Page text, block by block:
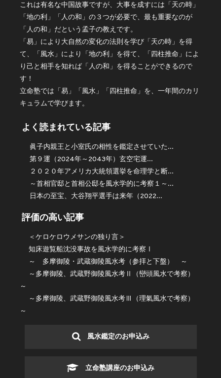
これは有名な中国故事ですが、大事を成すには「天の時」
「地の利」「人の和」の３つが必要で、最も重要なのが
「人の和」だという孟子の教えです。
「易」により大自然の変化の法則を学び「天の時」を得
て、「風水」により「地の利」を得て、「四柱推命」によ
り己と相手を知れば「人の和」を得ることができるので
す！
立命塾では「易」「風水」「四柱推命」を、一年間のカリ
キュラムで学びます。
よく読まれている記事
眞子内親王と小室氏の相性を鑑定させていた...
第９運（2024年～2043年）玄空宅運...
２０２０年アメリカ大統領選挙を命理学と断...
～首相官邸と首相公邸を風水学的に考察１～...
日本の至宝、大谷翔平選手は来年（2022...
評価の高い記事
＜ケロケロウメサンの独り言＞
知床遊覧船沈没事故を風水学的に考察Ⅰ
～ 多摩御陵・武蔵御陵風水考（参拝と下盤） ～
～多摩御陵、武蔵野御陵風水考Ⅱ（巒頭風水で考察）
～
～多摩御陵、武蔵野御陵風水考Ⅲ（理氣風水で考察）
～
風水鑑定のお申込み
立命塾講座のお申込み